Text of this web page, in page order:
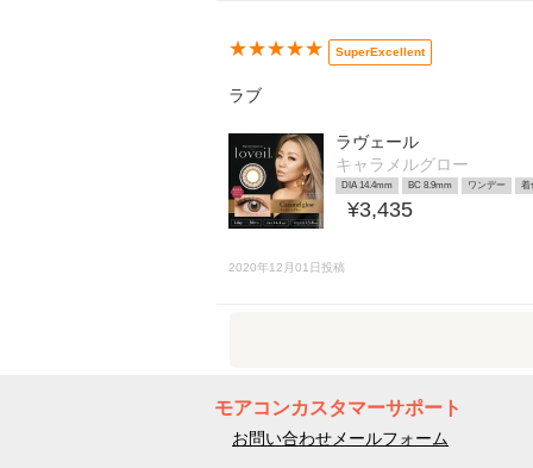
★★★★★ SuperExcellent
ラブ
ラヴェール
キャラメルグロー
DIA 14.4mm BC 8.9mm ワンデー 着
¥3,435
2020年12月01日投稿
モアコンカスタマーサポート
お問い合わせメールフォーム